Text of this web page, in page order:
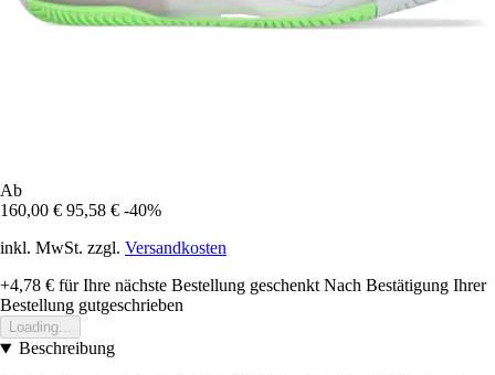
Ab
160,00 € 95,58 € -40%
inkl. MwSt. zzgl. Versandkosten
+4,78 € für Ihre nächste Bestellung geschenkt Nach Bestätigung Ihrer
Bestellung gutgeschrieben
Loading...
Beschreibung